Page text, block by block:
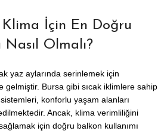
İçin En Doğru
Nasıl Olmalı?
yaz aylarında serinlemek için
gelmiştir. Bursa gibi sıcak iklimlere sahip
konforlu yaşam alanları
Ancak, klima verimliliğini
için doğru balkon kullanımı